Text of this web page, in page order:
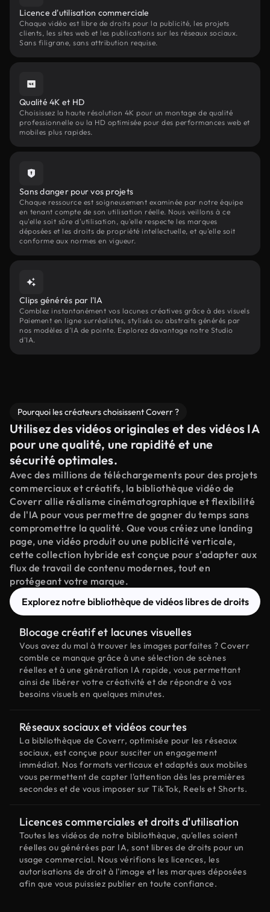
Licence d'utilisation commerciale
Chaque vidéo est libre de droits pour la publicité, les projets
clients, les sites web et les publications sur les réseaux sociaux.
Sans filigrane, sans attribution requise.
Qualité 4K et HD
Choisissez la haute résolution 4K pour un montage de qualité
professionnelle ou la HD optimisée pour des performances web et
mobiles plus rapides.
Sans danger pour vos projets
Chaque ressource est soigneusement examinée par notre équipe
en tenant compte de son utilisation réelle. Nous veillons à ce
qu'elle soit sûre d'utilisation, qu'elle respecte les marques
déposées et les droits de propriété intellectuelle, et qu'elle soit
conforme aux normes en vigueur.
Clips générés par l'IA
Comblez instantanément vos lacunes créatives grâce à des visuels
Paiement en ligne surréalistes, stylisés ou abstraits générés par
nos modèles d'IA de pointe. Explorez davantage notre Studio
d'IA.
Pourquoi les créateurs choisissent Coverr ?
Utilisez des vidéos originales et des vidéos IA
pour une qualité, une rapidité et une
sécurité optimales.
Avec des millions de téléchargements pour des projets
commerciaux et créatifs, la bibliothèque vidéo de
Coverr allie réalisme cinématographique et flexibilité
de l'IA pour vous permettre de gagner du temps sans
compromettre la qualité. Que vous créiez une landing
page, une vidéo produit ou une publicité verticale,
cette collection hybride est conçue pour s'adapter aux
flux de travail de contenu modernes, tout en
protégeant votre marque.
Explorez notre bibliothèque de vidéos libres de droits
Blocage créatif et lacunes visuelles
Vous avez du mal à trouver les images parfaites ? Coverr
comble ce manque grâce à une sélection de scènes
réelles et à une génération IA rapide, vous permettant
ainsi de libérer votre créativité et de répondre à vos
besoins visuels en quelques minutes.
Réseaux sociaux et vidéos courtes
La bibliothèque de Coverr, optimisée pour les réseaux
sociaux, est conçue pour susciter un engagement
immédiat. Nos formats verticaux et adaptés aux mobiles
vous permettent de capter l'attention dès les premières
secondes et de vous imposer sur TikTok, Reels et Shorts.
Licences commerciales et droits d'utilisation
Toutes les vidéos de notre bibliothèque, qu'elles soient
réelles ou générées par IA, sont libres de droits pour un
usage commercial. Nous vérifions les licences, les
autorisations de droit à l'image et les marques déposées
afin que vous puissiez publier en toute confiance.